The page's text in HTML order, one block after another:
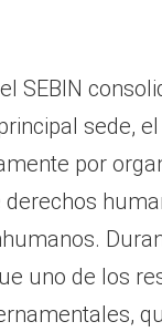
SEBIN
sede,
por
uno de los